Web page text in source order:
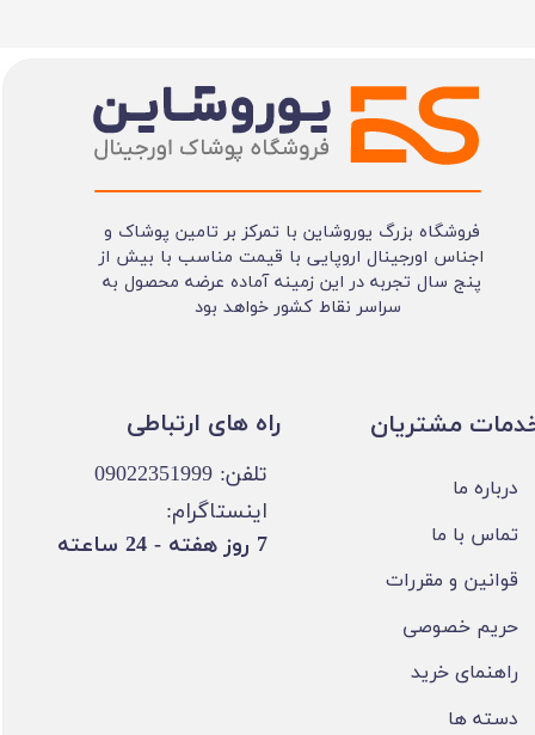
فروشگاه بزرگ یوروشاین با تمرکز بر تامین پوشاک و
اجناس اورجینال اروپایی با قیمت مناسب با بیش از
پنج سال تجربه در این زمینه آماده عرضه محصول به
سراسر نقاط کشور خواهد بود
مشتریان
درباره ما
تماس با ما
قوانین و مقررات
حریم خصوصی
راهنمای خرید
دسته ها
تلفن: 09022351999
اینستاگرام:
​7 روز هفته - 24 ساعته ​​​​​​​
​​راه های ارتباطی